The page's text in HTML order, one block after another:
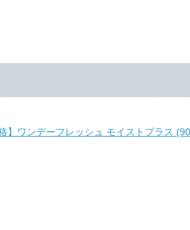
】ワンデーフレッシュ モイストプラス